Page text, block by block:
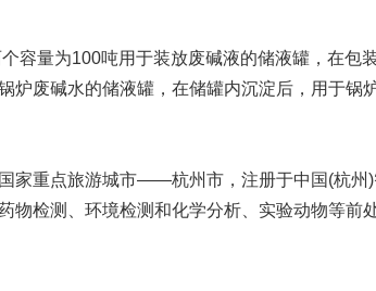
极智版
Aurora-F3L经典版
量为100吨用于装放废碱液的储液罐，在包
炉废碱水的储液罐，在储罐内沉淀后，用于
重点旅游城市——杭州市，注册于中国(杭州)
物检测、环境检测和化学分析、实验动物等